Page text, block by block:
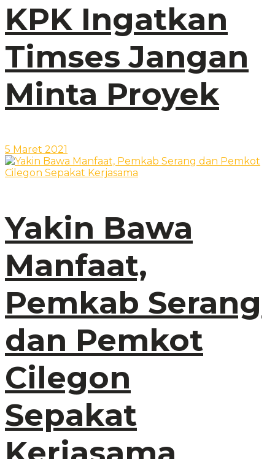
KPK Ingatkan
Timses Jangan
Minta Proyek
5 Maret 2021
Yakin Bawa
Manfaat,
Pemkab Serang
dan Pemkot
Cilegon
Sepakat